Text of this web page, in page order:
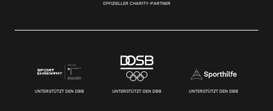
OFFIZIELLER CHARITY-PARTNER
UNTERSTÜTZT DEN DBB UNTERSTÜTZT DEN DBB UNTERSTÜTZT DEN DBB